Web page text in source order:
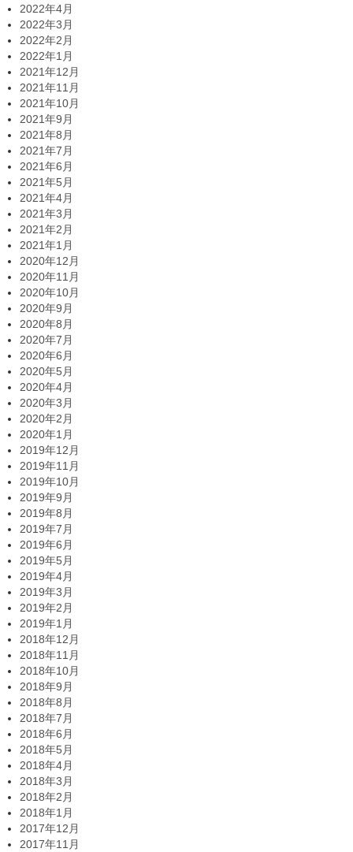
2022年4月
2022年3月
2022年2月
2022年1月
2021年12月
2021年11月
2021年10月
2021年9月
2021年8月
2021年7月
2021年6月
2021年5月
2021年4月
2021年3月
2021年2月
2021年1月
2020年12月
2020年11月
2020年10月
2020年9月
2020年8月
2020年7月
2020年6月
2020年5月
2020年4月
2020年3月
2020年2月
2020年1月
2019年12月
2019年11月
2019年10月
2019年9月
2019年8月
2019年7月
2019年6月
2019年5月
2019年4月
2019年3月
2019年2月
2019年1月
2018年12月
2018年11月
2018年10月
2018年9月
2018年8月
2018年7月
2018年6月
2018年5月
2018年4月
2018年3月
2018年2月
2018年1月
2017年12月
2017年11月